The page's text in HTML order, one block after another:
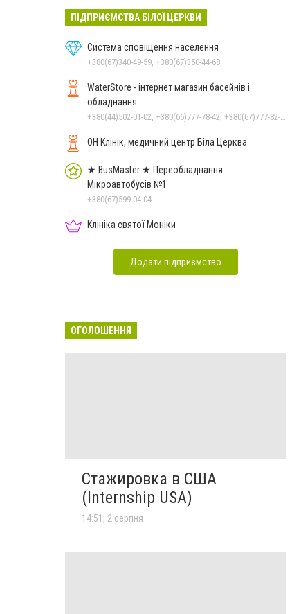
Всі матеріали тут
ПІДПРИЄМСТВА БІЛОЇ ЦЕРКВИ
Система сповіщення населення
+380(67)340-49-59, +380(67)350-44-68
WaterStore - інтернет магазин басейнів і
обладнання
ОН Клінік, медичний центр Біла Церква
★ BusMaster ★ Переобладнання
Мікроавтобусів №1
+380(67)599-04-04
Клініка святої Моніки
Додати підприємство
ОГОЛОШЕННЯ
Стажировка в США
(Internship USA)
14:51, 2 серпня